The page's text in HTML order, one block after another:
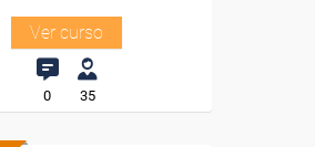
Ver curso
0 35